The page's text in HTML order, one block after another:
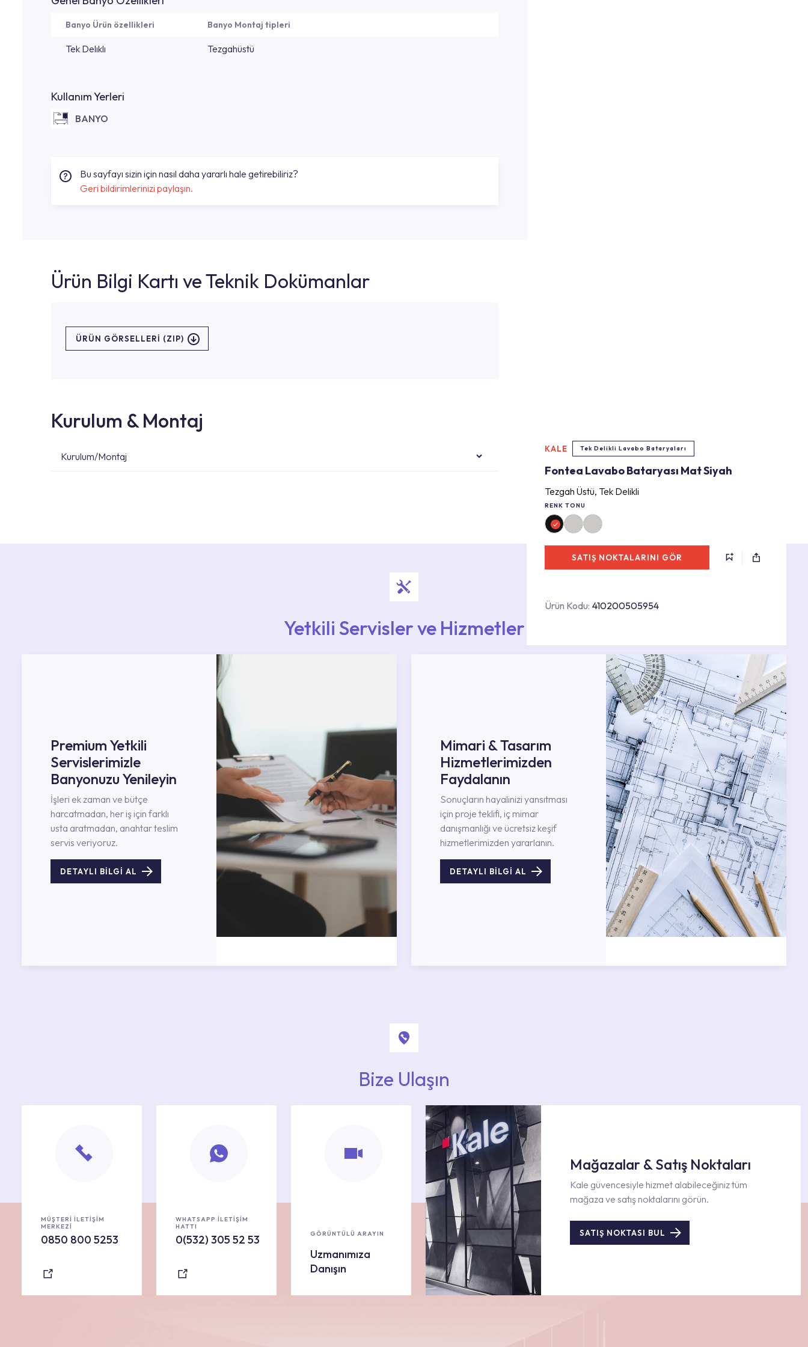
KALE Tek Delikli Lavabo Bataryaları
Fontea Lavabo Bataryası Mat Siyah
Tezgah Üstü, Tek Delikli
RENK TONU
SATIŞ NOKTALARINI GÖR
Ürün Kodu: 410200505954
Banyo Ürün özellikleri Banyo Montaj tipleri
Tek Delıklı Tezgahüstü
Kullanım Yerleri
BANYO
Bu sayfayı sizin için nasıl daha yararlı hale getirebiliriz?
Geri bildirimlerinizi paylaşın.
Ürün Bilgi Kartı ve Teknik Dokümanlar
ÜRÜN GÖRSELLERI (ZIP)
Kurulum & Montaj
Kurulum/Montaj
Yetkili Servisler ve Hizmetler
Premium Yetkili
Servislerimizle
Banyonuzu Yenileyin
İşleri ek zaman ve bütçe
harcatmadan, her iş için farklı
usta aratmadan, anahtar teslim
servis veriyoruz.
DETAYLI BİLGİ AL
Mimari & Tasarım
Hizmetlerimizden
Faydalanın
Sonuçların hayalinizi yansıtması
için proje teklifi, iç mimar
danışmanlığı ve ücretsiz keşif
hizmetlerimizden yararlanın.
DETAYLI BİLGİ AL
Bize Ulaşın
MÜŞTERİ İLETİŞİM
MERKEZİ
0850 800 5253
WHATSAPP İLETİŞİM
HATTI
0(532) 305 52 53 GÖRÜNTÜLÜ ARAYIN
Uzmanımıza
Danışın
Mağazalar & Satış Noktaları
Kale güvencesiyle hizmet alabileceğiniz tüm
mağaza ve satış noktalarını görün.
SATIŞ NOKTASI BUL